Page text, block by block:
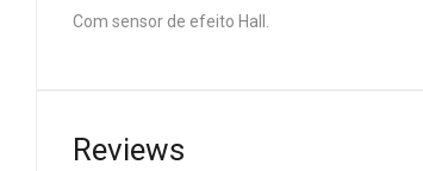
Com sensor de efeito Hall.
Reviews